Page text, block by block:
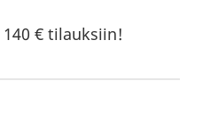
€ tilauksiin!